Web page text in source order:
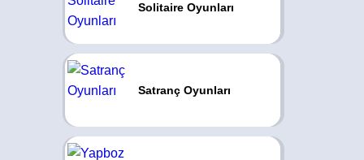
Solitaire Oyunları
Satranç Oyunları